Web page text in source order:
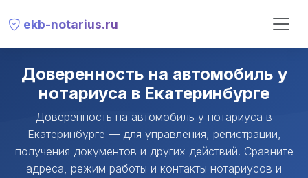
ekb-notarius.ru
Доверенность на автомобиль у
нотариуса в Екатеринбурге
Доверенность на автомобиль у нотариуса в
Екатеринбурге — для управления, регистрации,
получения документов и других действий. Сравните
адреса, режим работы и контакты нотариусов и